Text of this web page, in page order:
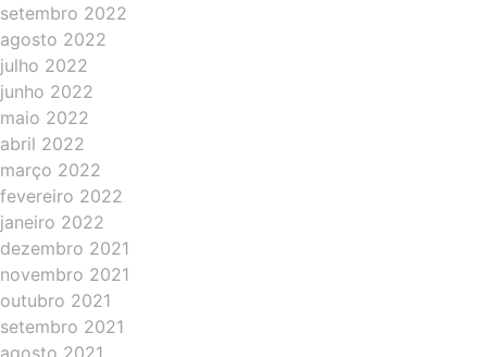
setembro 2022
agosto 2022
julho 2022
junho 2022
maio 2022
abril 2022
março 2022
fevereiro 2022
janeiro 2022
dezembro 2021
novembro 2021
outubro 2021
setembro 2021
agosto 2021